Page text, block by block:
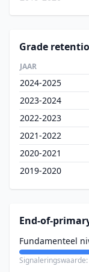
Grade
JAAR
2024-2025
2023-2024
2022-2023
2021-2022
2020-2021
2019-2020
End-of-
Fundamenteel
Signaleringswaarde: